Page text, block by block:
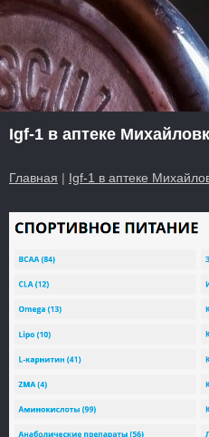
Igf-1 в аптеке
Главная | Igf-1 в аптеке